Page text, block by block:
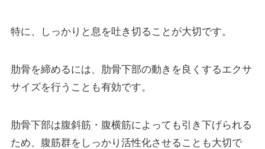
特に、しっかりと息を吐き切ることが大切です。
肋骨を締めるには、肋骨下部の動きを良くするエクサ
サイズを行うことも有効です。
肋骨下部は腹斜筋・腹横筋によっても引き下げられる
ため、腹筋群をしっかり活性化させることも大切で